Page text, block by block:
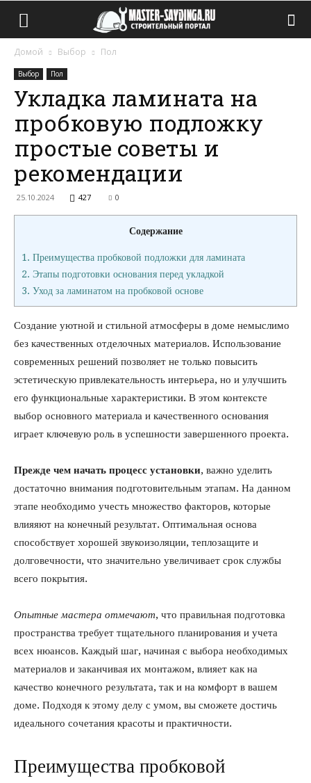
Домой Выбор Пол
Выбор Пол
Укладка ламината на
пробковую подложку
простые советы и
рекомендации
25.10.2024 427 0
Содержание
1. Преимущества пробковой подложки для ламината
2. Этапы подготовки основания перед укладкой
3. Уход за ламинатом на пробковой основе
Создание уютной и стильной атмосферы в доме немыслимо
без качественных отделочных материалов. Использование
современных решений позволяет не только повысить
эстетическую привлекательность интерьера, но и улучшить
его функциональные характеристики. В этом контексте
выбор основного материала и качественного основания
играет ключевую роль в успешности завершенного проекта.
Прежде чем начать процесс установки, важно уделить
достаточно внимания подготовительным этапам. На данном
этапе необходимо учесть множество факторов, которые
влияяют на конечный результат. Оптимальная основа
способствует хорошей звукоизоляции, теплозащите и
долговечности, что значительно увеличивает срок службы
всего покрытия.
Опытные мастера отмечают, что правильная подготовка
пространства требует тщательного планирования и учета
всех нюансов. Каждый шаг, начиная с выбора необходимых
материалов и заканчивая их монтажом, влияет как на
качество конечного результата, так и на комфорт в вашем
доме. Подходя к этому делу с умом, вы сможете достичь
идеального сочетания красоты и практичности.
Преимущества пробковой